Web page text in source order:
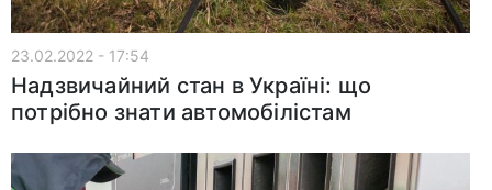
23.02.2022 - 17:54
Надзвичайний стан в Україні: що
потрібно знати автомобілістам